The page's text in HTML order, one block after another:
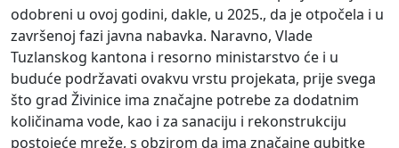
odobreni u ovoj godini, dakle, u 2025., da je otpočela i u
završenoj fazi javna nabavka. Naravno, Vlade
Tuzlanskog kantona i resorno ministarstvo će i u
buduće podržavati ovakvu vrstu projekata, prije svega
što grad Živinice ima značajne potrebe za dodatnim
količinama vode, kao i za sanaciju i rekonstrukciju
postojeće mreže, s obzirom da ima značajne gubitke